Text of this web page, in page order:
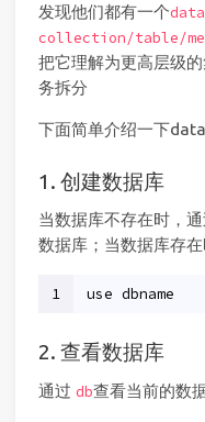
发现他们都有一个
collection/table/
把它理解为更高层级
务拆分
下面简单介绍一下
1. 创建数据库
当数据库不存在时，通
数据库；当数据库存
1 use dbname
2. 查看数据库
通过 db查看当前的数